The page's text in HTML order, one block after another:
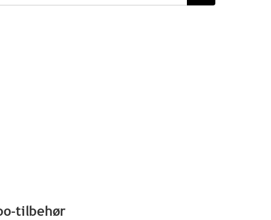
tilbehør